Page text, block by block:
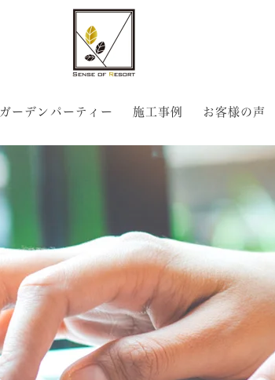
ガーデンパーティー 施工事例 お客様の声